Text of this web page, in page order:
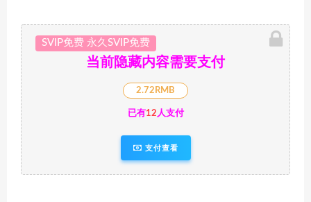
SVIP免费 永久SVIP免费
当前隐藏内容需要支付
2.72RMB
已有12人支付
支付查看